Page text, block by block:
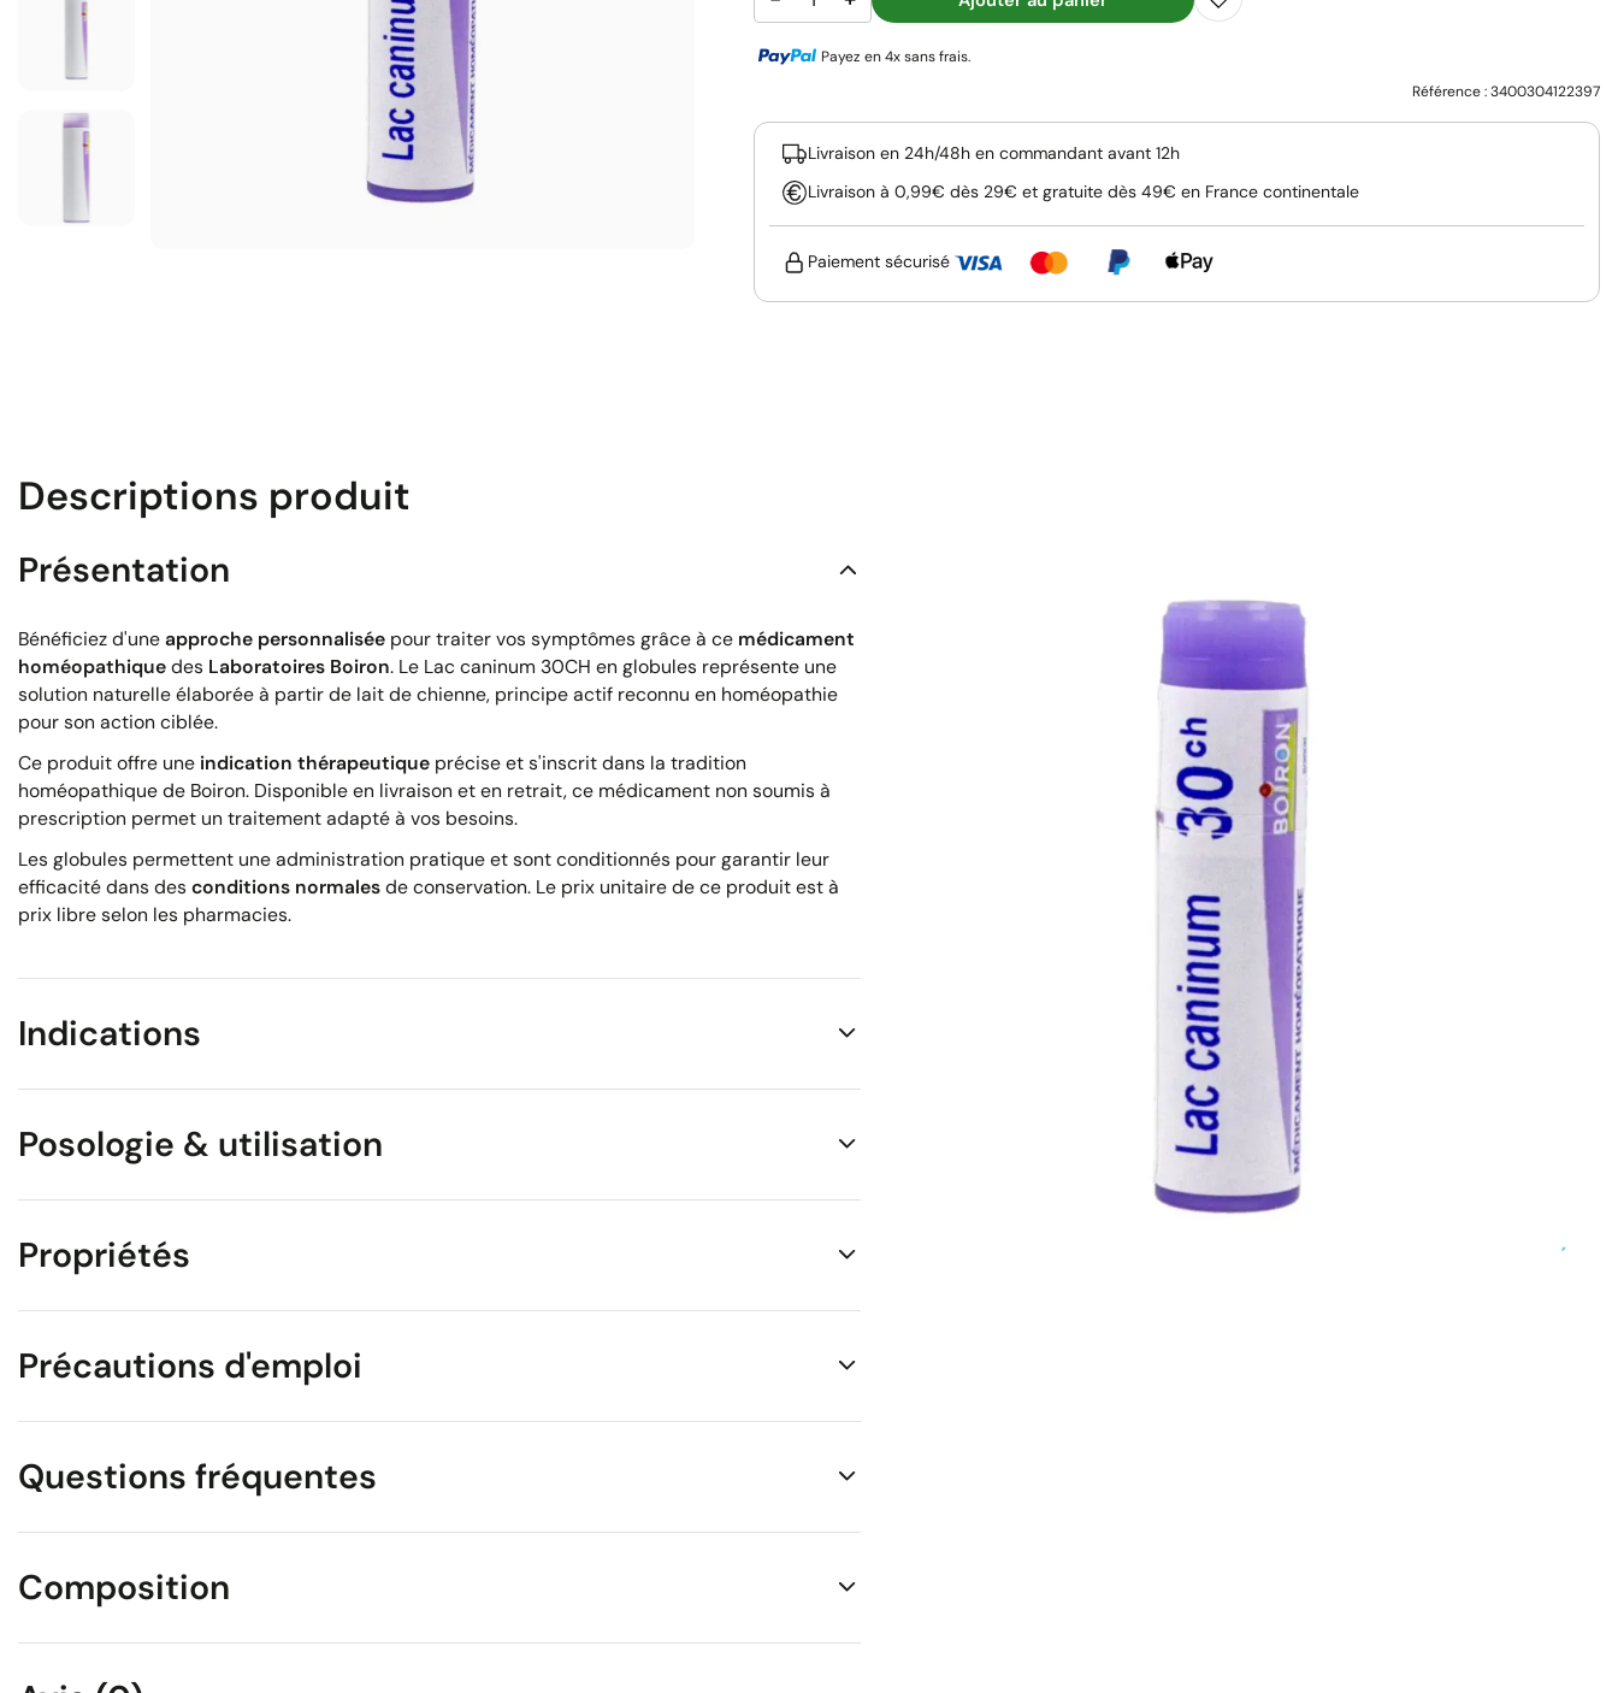
Payez en 4x sans frais.
Référence :3400304122397
Livraison en 24h/48h en commandant avant 12h
Livraison à 0,99€ dès 29€ et gratuite dès 49€ en France continentale
Paiement sécurisé
Descriptions produit
Présentation
Bénéficiez d'uneapproche personnalisée pour traiter vos symptômes grâce à ce médicament
homéopathiquedes Laboratoires Boiron. Le Lac caninum 30CH en globules représente une
solution naturelle élaborée à partir de lait de chienne, principe actif reconnu en homéopathie
pour son action ciblée.
Ce produit offre une indication thérapeutique précise et s'inscrit dans la tradition
homéopathique de Boiron. Disponible en livraison et en retrait, ce médicament non soumis à
prescription permet un traitement adapté à vos besoins.
Les globules permettent une administration pratique et sont conditionnés pour garantir leur
efficacité dans des conditions normalesde conservation. Le prix unitaire de ce produit est à
prix libre selon les pharmacies.
Indications
Posologie & utilisation
Propriétés
Précautions d'emploi
Questions fréquentes
Composition